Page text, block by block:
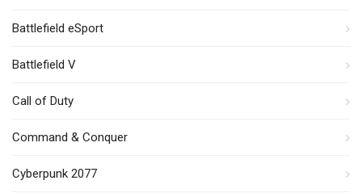
Battlefield eSport
Battlefield V
Call of Duty
Command & Conquer
Cyberpunk 2077